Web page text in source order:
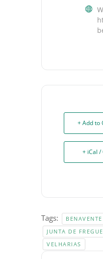
+ Add to
+ iCal
Tags: BENAVENTE
JUNTA DE
VELHARIAS